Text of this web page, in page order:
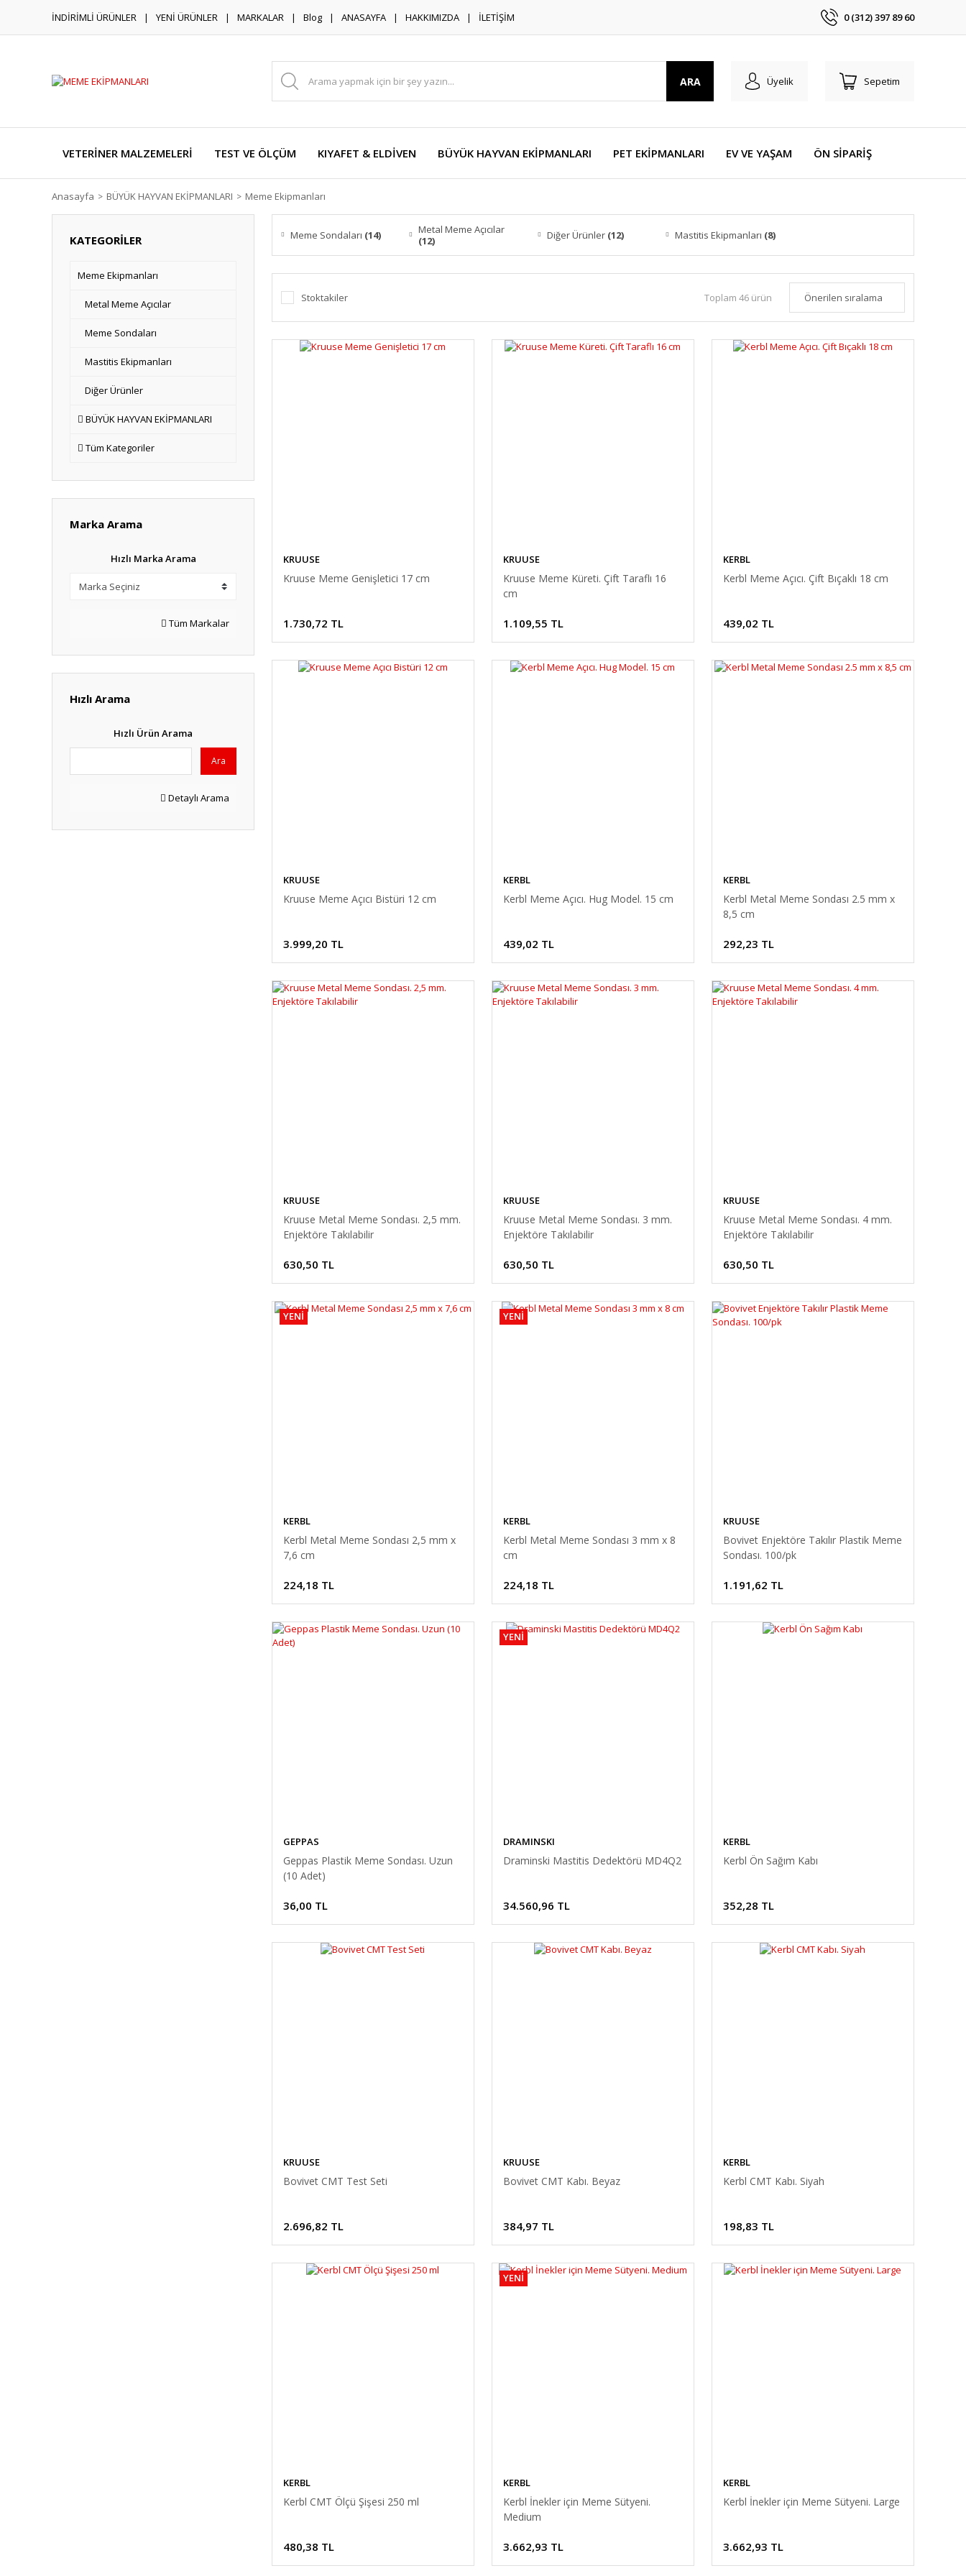
İNDİRİMLİ ÜRÜNLER YENİ ÜRÜNLER MARKALAR Blog ANASAYFA HAKKIMIZDA İLETİŞİM 0 (312) 397 89 60
ARA Üyelik Sepetim
VETERİNER MALZEMELERİ TEST VE ÖLÇÜM KIYAFET & ELDİVEN BÜYÜK HAYVAN EKİPMANLARI PET EKİPMANLARI EV VE YAŞAM ÖN SİPARİŞ
Anasayfa BÜYÜK HAYVAN EKİPMANLARI Meme Ekipmanları
KATEGORİLER
Meme Ekipmanları
Metal Meme Açıcılar
Meme Sondaları
Mastitis Ekipmanları
Diğer Ürünler
BÜYÜK HAYVAN EKİPMANLARI
Tüm Kategoriler
Marka Arama
Hızlı Marka Arama
Tüm Markalar
Hızlı Arama
Hızlı Ürün Arama
Ara
Detaylı Arama
Meme Sondaları (14)
Metal Meme Açıcılar
(12)
Diğer Ürünler (12) Mastitis Ekipmanları (8)
Stoktakiler Toplam 46 ürün
KRUUSE
Kruuse Meme Genişletici 17 cm
1.730,72 TL
KRUUSE
Kruuse Meme Küreti. Çift Taraflı 16
cm
1.109,55 TL
KERBL
Kerbl Meme Açıcı. Çift Bıçaklı 18 cm
439,02 TL
KRUUSE
Kruuse Meme Açıcı Bistüri 12 cm
3.999,20 TL
KERBL
Kerbl Meme Açıcı. Hug Model. 15 cm
439,02 TL
KERBL
Kerbl Metal Meme Sondası 2.5 mm x
8,5 cm
292,23 TL
KRUUSE
Kruuse Metal Meme Sondası. 2,5 mm.
Enjektöre Takılabilir
630,50 TL
KRUUSE
Kruuse Metal Meme Sondası. 3 mm.
Enjektöre Takılabilir
630,50 TL
KRUUSE
Kruuse Metal Meme Sondası. 4 mm.
Enjektöre Takılabilir
630,50 TL
YENİ
KERBL
Kerbl Metal Meme Sondası 2,5 mm x
7,6 cm
224,18 TL
YENİ
KERBL
Kerbl Metal Meme Sondası 3 mm x 8
cm
224,18 TL
KRUUSE
Bovivet Enjektöre Takılır Plastik Meme
Sondası. 100/pk
1.191,62 TL
GEPPAS
Geppas Plastik Meme Sondası. Uzun
(10 Adet)
36,00 TL
YENİ
DRAMINSKI
Draminski Mastitis Dedektörü MD4Q2
34.560,96 TL
KERBL
Kerbl Ön Sağım Kabı
352,28 TL
KRUUSE
Bovivet CMT Test Seti
2.696,82 TL
KRUUSE
Bovivet CMT Kabı. Beyaz
384,97 TL
KERBL
Kerbl CMT Kabı. Siyah
198,83 TL
KERBL
Kerbl CMT Ölçü Şişesi 250 ml
480,38 TL
YENİ
KERBL
Kerbl İnekler için Meme Sütyeni.
Medium
3.662,93 TL
KERBL
Kerbl İnekler için Meme Sütyeni. Large
3.662,93 TL